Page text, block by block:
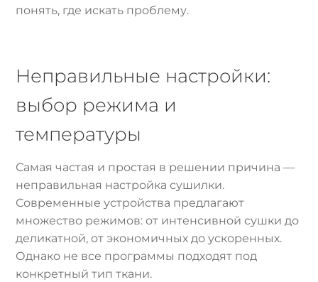
понять, где искать проблему.
Неправильные настройки:
выбор режима и
температуры
Самая частая и простая в решении причина —
неправильная настройка сушилки.
Современные устройства предлагают
множество режимов: от интенсивной сушки до
деликатной, от экономичных до ускоренных.
Однако не все программы подходят под
конкретный тип ткани.